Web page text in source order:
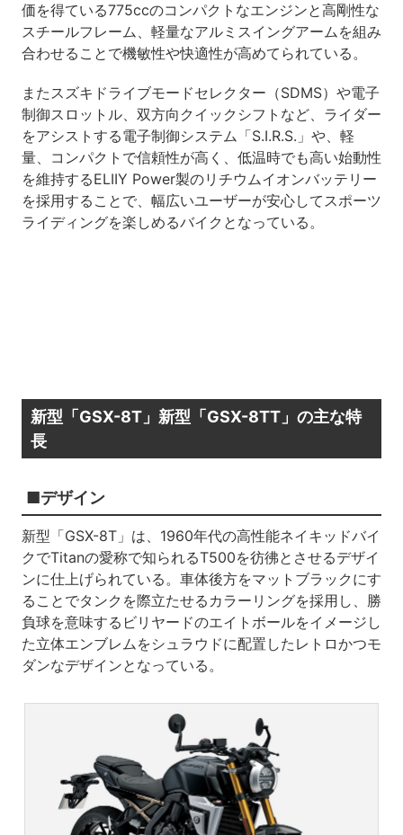
価を得ている775ccのコンパクトなエンジンと高剛性な
スチールフレーム、軽量なアルミスイングアームを組み
合わせることで機敏性や快適性が高めてられている。
またスズキドライブモードセレクター（SDMS）や電子
制御スロットル、双方向クイックシフトなど、ライダー
をアシストする電子制御システム「S.I.R.S.」や、軽
量、コンパクトで信頼性が高く、低温時でも高い始動性
を維持するELIIY Power製のリチウムイオンバッテリー
を採用することで、幅広いユーザーが安心してスポーツ
ライディングを楽しめるバイクとなっている。
新型「GSX-8T」新型「GSX-8TT」の主な特
長
■デザイン
新型「GSX-8T」は、1960年代の高性能ネイキッドバイ
クでTitanの愛称で知られるT500を彷彿とさせるデザイ
ンに仕上げられている。車体後方をマットブラックにす
ることでタンクを際立たせるカラーリングを採用し、勝
負球を意味するビリヤードのエイトボールをイメージし
た立体エンブレムをシュラウドに配置したレトロかつモ
ダンなデザインとなっている。